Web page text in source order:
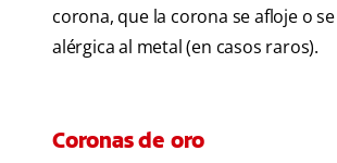
corona, que la corona se afloje o
alérgica al metal (en casos raros).
Coronas de oro